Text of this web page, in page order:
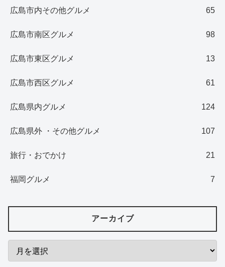
広島市内その他グルメ 65
広島市南区グルメ 98
広島市東区グルメ 13
広島市西区グルメ 61
広島県内グルメ 124
広島県外 ・その他グルメ 107
旅行・おでかけ 21
福岡グルメ 7
アーカイブ